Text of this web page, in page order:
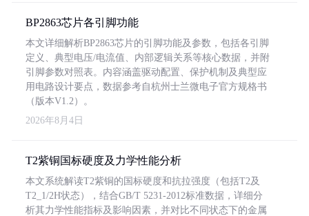
BP2863芯片各引脚功能
本文详细解析BP2863芯片的引脚功能及参数，包括各引脚
定义、典型电压/电流值、内部逻辑关系等核心数据，并附
引脚参数对照表。内容涵盖驱动配置、保护机制及典型应
用电路设计要点，数据参考自杭州士兰微电子官方规格书
（版本V1.2）。
2026年8月4日
T2紫铜国标硬度及力学性能分析
本文系统解读T2紫铜的国标硬度和抗拉强度（包括T2及
T2_1/2H状态），结合GB/T 5231-2012标准数据，详细分
析其力学性能指标及影响因素，并对比不同状态下的金属